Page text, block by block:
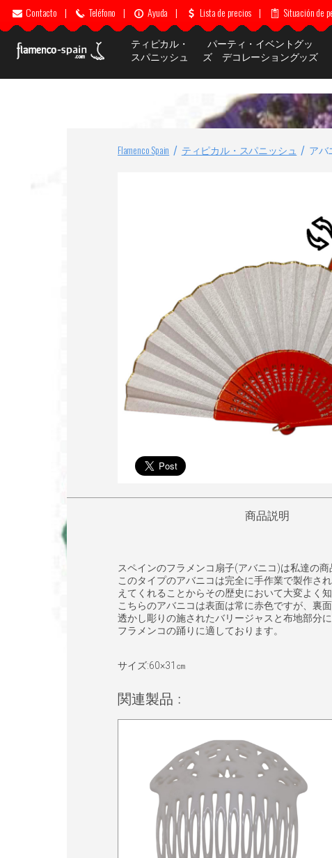
Contacto | Teléfono | Ayuda | Lista de precios | Situación de
ティピカル・
スパニッシュ
パーティ・イベントグッ
ズ デコレーショングッズ
Flamenco Spain ティピカル・スパニッシュ ア
商品説明
スペインのフラメンコ扇子(アバニコ)は私達の
このタイプのアバニコは完全に手作業で製作さ
えてくれることからその歴史において大変よく
こちらのアバニコは表面は常に赤色ですが、裏
透かし彫りの施されたバリージャスと布地部分
フラメンコの踊りに適しております。
サイズ:60×31㎝
関連製品 :